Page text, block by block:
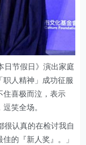
日节假日》演出家庭
人精神」成功征服
住喜极而泣，表示
笑全场。
很认真的在检讨我自
的『新人奖』。」